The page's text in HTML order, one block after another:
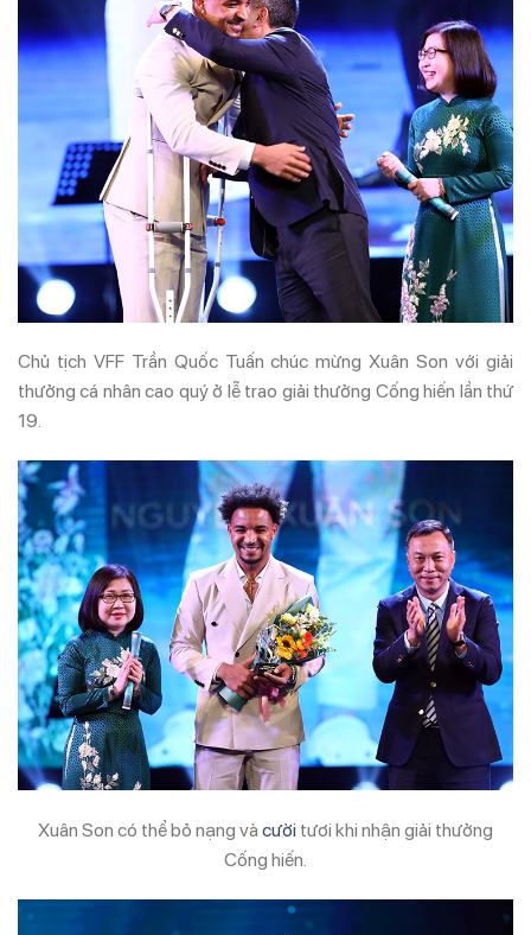
Chủ tịch VFF Trần Quốc Tuấn chúc mừng Xuân Son với giải
thưởng cá nhân cao quý ở lễ trao giải thưởng Cống hiến lần thứ
19.
Xuân Son có thể bỏ nạng và cười tươi khi nhận giải thưởng
Cống hiến.